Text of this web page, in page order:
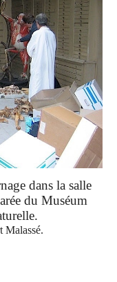
dans la salle
du Muséum
Malassé.